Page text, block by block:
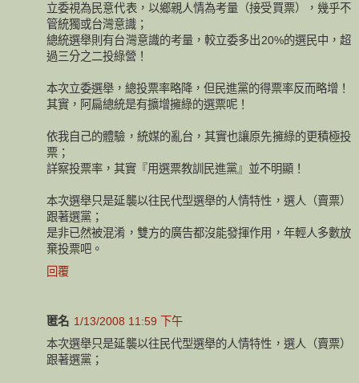
立委視為民意代表，以鄉親人情為考量（接受買票），幾乎不
管統獨或台灣意識；
總統選舉則有台灣意識的考量，較立委多出20%的選民中，超
過三分之二投綠營！
本次立委選舉，總投票率略降，但民進黨的得票率反而略增！
其實，阿扁總統是有擴增擁綠的選票呢！
依我自己的體驗，統媒的亂台，其實也讓原先擁綠的更積極投
票；
詳察投票率，其實『用選票教訓民進黨』並不明顯！
本次選舉只是延襲以往民代型選舉的人情特性，選人（賣票）
跟著選黨；
是非已然被混淆，雙方的廣告都沒能發揮作用，年輕人多數放
棄投票吧。
回覆
匿名 1/13/2008 11:59 下午
本次選舉只是延襲以往民代型選舉的人情特性，選人（賣票）
跟著選黨；